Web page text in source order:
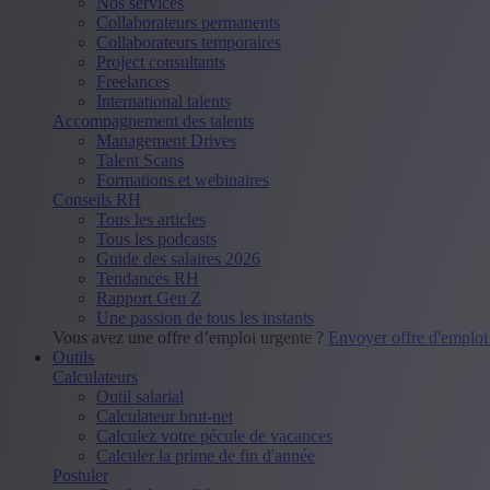
Collaborateurs permanents
Collaborateurs temporaires
Project consultants
Freelances
International talents
Accompagnement des talents
Management Drives
Talent Scans
Formations et webinaires
Conseils RH
Tous les articles
Tous les podcasts
Guide des salaires 2026
Tendances RH
Rapport Gen Z
Une passion de tous les instants
Vous avez une offre d’emploi urgente ? Envoyer offre
Outils
Calculateurs
Outil salarial
Calculateur brut-net
Calculez votre pécule de vacances
Calculer la prime de fin d'année
Postuler